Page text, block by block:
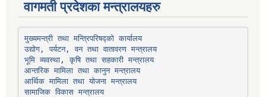
वागमती प्रदेशका मन्त्रालयहरु
मुख्यमन्त्री तथा मन्त्रिपरिषद्को कार्यालय
उद्योग, पर्यटन, वन तथा वातावरण मन्त्रालय
भूमि व्यवस्था, कृषि तथा सहकारी मन्त्रालय
आन्तरिक मामिला तथा कानुन मन्त्रालय
आर्थिक मामिला तथा योजना मन्त्रालय
सामाजिक विकास मन्त्रालय